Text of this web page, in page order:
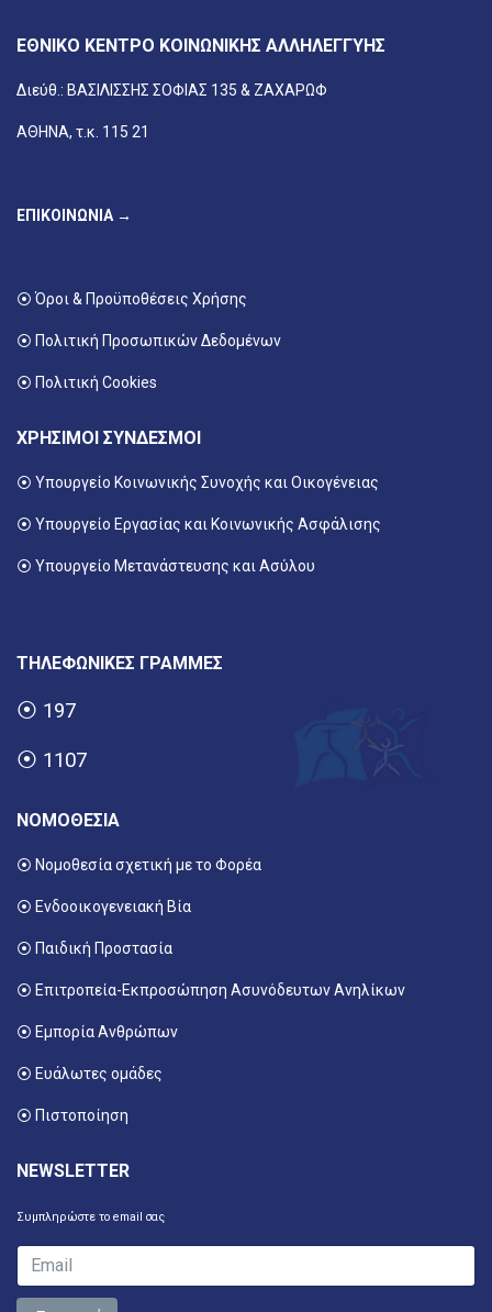
ΕΘΝΙΚΟ ΚΕΝΤΡΟ ΚΟΙΝΩΝΙΚΗΣ ΑΛΛΗΛΕΓΓΥΗΣ
Διεύθ.: ΒΑΣΙΛΙΣΣΗΣ ΣΟΦΙΑΣ 135 & ΖΑΧΑΡΩΦ
ΑΘΗΝΑ, τ.κ. 115 21
ΕΠΙΚΟΙΝΩΝΙΑ →
⦿ Όροι & Προϋποθέσεις Χρήσης
⦿ Πολιτική Προσωπικών Δεδομένων
⦿ Πολιτική Cookies
ΧΡΗΣΙΜΟΙ ΣΥΝΔΕΣΜΟΙ
⦿ Υπουργείο Κοινωνικής Συνοχής και Οικογένειας
⦿ Υπουργείο Εργασίας και Κοινωνικής Ασφάλισης
⦿ Υπουργείο Μετανάστευσης και Ασύλου
ΤΗΛΕΦΩΝΙΚΕΣ ΓΡΑΜΜΕΣ
⦿ 197
⦿ 1107
ΝΟΜΟΘΕΣΙΑ
⦿ Νομοθεσία σχετική με το Φορέα
⦿ Ενδοοικογενειακή Βία
⦿ Παιδική Προστασία
⦿ Επιτροπεία-Εκπροσώπηση Ασυνόδευτων Ανηλίκων
⦿ Εμπορία Ανθρώπων
⦿ Ευάλωτες ομάδες
⦿ Πιστοποίηση
NEWSLETTER
Συμπληρώστε το email σας